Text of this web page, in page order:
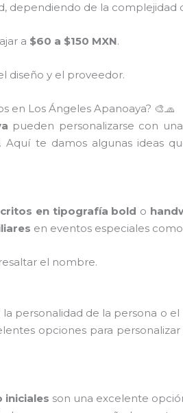
dependiendo de la complejidad
a $60 a $150 MXN.
diseño y el proveedor.
en Los Ángeles Apanoaya? 🎨🧢
pueden personalizarse con
te damos algunas ideas
en tipografía bold o
en eventos especiales
el nombre.
personalidad de la persona o
opciones para
iniciales son una excelente